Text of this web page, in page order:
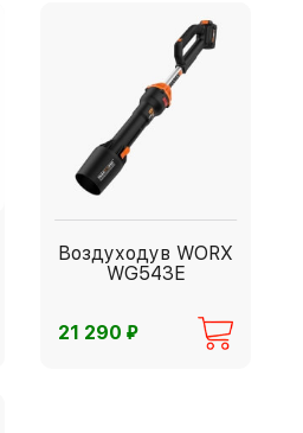
Воздуходув WORX
WG543E
21 290⃏